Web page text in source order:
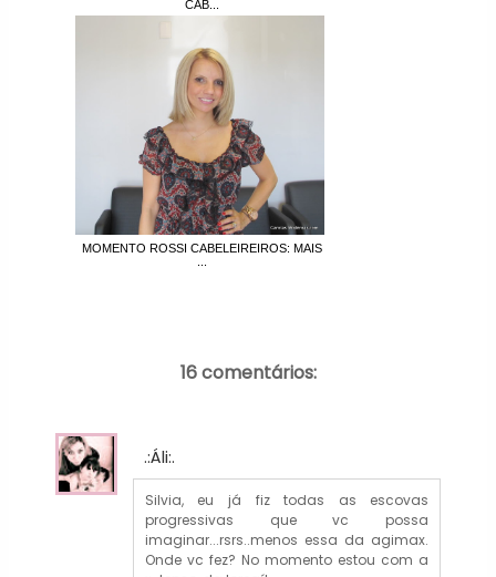
CAB...
MOMENTO ROSSI CABELEIREIROS: MAIS
16 comentários:
.:Áli:.
Silvia, eu já fiz todas as escovas
progressivas que vc possa
imaginar...rsrs..menos essa da agimax.
Onde vc fez? No momento estou com a